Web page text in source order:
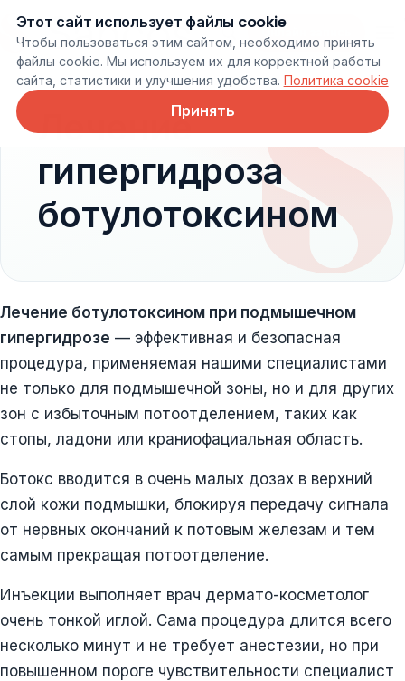
Онлайн запись
Лечение
гипергидроза
ботулотоксином
Лечение ботулотоксином при подмышечном
гипергидрозе — эффективная и безопасная
процедура, применяемая нашими специалистами
не только для подмышечной зоны, но и для других
зон с избыточным потоотделением, таких как
стопы, ладони или краниофациальная область.
Ботокс вводится в очень малых дозах в верхний
слой кожи подмышки, блокируя передачу сигнала
от нервных окончаний к потовым железам и тем
самым прекращая потоотделение.
Инъекции выполняет врач дермато-косметолог
очень тонкой иглой. Сама процедура длится всего
несколько минут и не требует анестезии, но при
повышенном пороге чувствительности специалист
Этот сайт использует файлы cookie
Чтобы пользоваться этим сайтом, необходимо принять
файлы cookie. Мы используем их для корректной работы
сайта, статистики и улучшения удобства. Политика cookie
Принять